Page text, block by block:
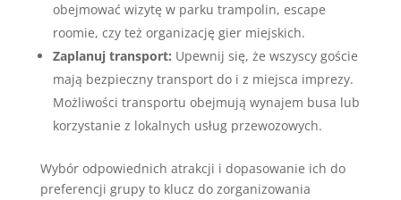
obejmować wizytę w parku trampolin, escape
roomie, czy też organizację gier miejskich.
Zaplanuj transport: Upewnij się, że wszyscy goście
mają bezpieczny transport do i z miejsca imprezy.
Możliwości transportu obejmują wynajem busa lub
korzystanie z lokalnych usług przewozowych.
Wybór odpowiednich atrakcji i dopasowanie ich do
preferencji grupy to klucz do zorganizowania